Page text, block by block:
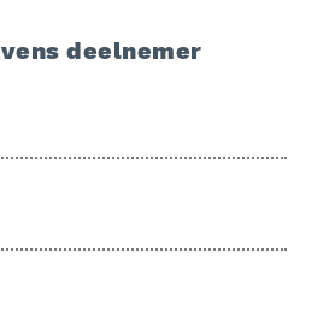
deelnemer